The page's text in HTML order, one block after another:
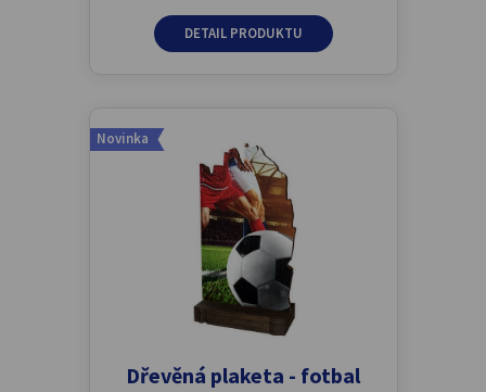
DETAIL PRODUKTU
Novinka
Dřevěná plaketa - fotbal